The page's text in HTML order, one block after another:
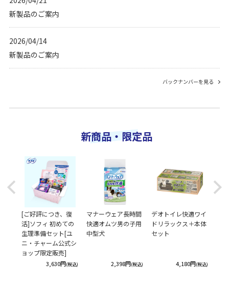
新製品のご案内
2026/04/14
新製品のご案内
バックナンバーを見る
新商品・限定品
Previous
[ご好評につき、復
活]ソフィ 初めての
生理準備セット[ユ
ニ・チャーム公式シ
ョップ限定販売]
3,630円(税込)
マナーウェア長時間
快適オムツ男の子用
中型犬
2,398円(税込)
デオトイレ快適ワイ
ドリラックス＋本体
セット
4,180円(税込)
Next